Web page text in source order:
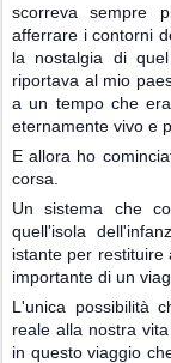
scorreva sempre
afferrare i contorni
la nostalgia di
riportava al mio
a un tempo che
eternamente vivo e
E allora ho
corsa.
Un sistema che
quell'isola
istante per restituire
importante di un
L'unica possibilità
reale alla nostra
in questo viaggio